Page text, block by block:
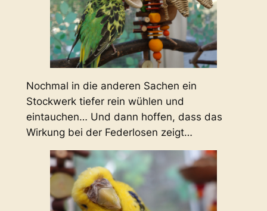
Nochmal in die anderen Sachen ein
Stockwerk tiefer rein wühlen und
eintauchen… Und dann hoffen, dass das
Wirkung bei der Federlosen zeigt…